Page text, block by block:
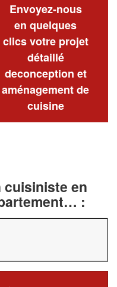
Envoyez-nous
en quelques
clics votre projet
détaillé
deconception et
aménagement de
cuisine
cuisiniste en
: